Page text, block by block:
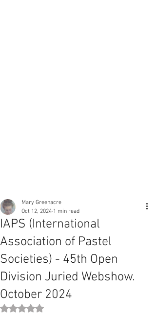
IAPS (International
Association of Pastel
Societies) - 45th Open
Division Juried Webshow.
October 2024
Mary Greenacre
Oct 12, 2024 1 min read
Rated NaN out of 5 stars.